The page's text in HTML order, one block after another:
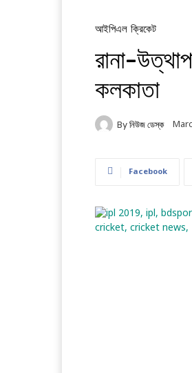
আইপিএল ক্রিকেট
রানা-
কলকাতা
By নিউজ ডেস্ক
Facebook